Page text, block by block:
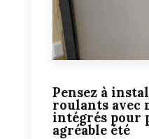
Pensez à
roulants avec
intégrés pour
agréable été